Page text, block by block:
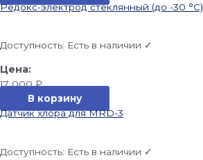
Редокс-электрод стеклянный (до -30 °С)
Доступность: Есть в наличии ✓
17 000₽
В корзину
Датчик хлора для MRD-3
Доступность: Есть в наличии ✓